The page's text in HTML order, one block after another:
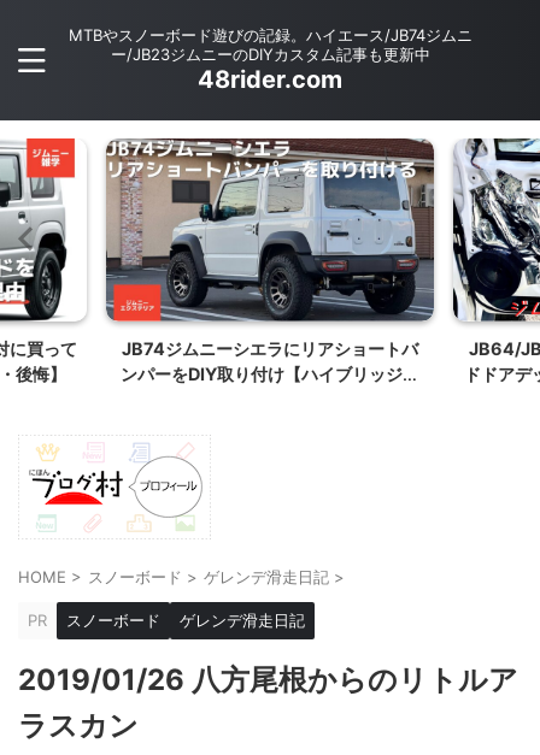
MTBやスノーボード遊びの記録。ハイエース/JB74ジムニ
ー/JB23ジムニーのDIYカスタム記事も更新中
48rider.com
ジムニーシエラにリアショートバ
パーをDIY取り付け【ハイブリッジフ
JB64/JB74ジムニーに効
ドドアデッドニング 〜ス
HOME > スノーボード > ゲレンデ滑走日記 >
PR スノーボード ゲレンデ滑走日記
2019/01/26 八方尾根からのリトルア
ラスカン